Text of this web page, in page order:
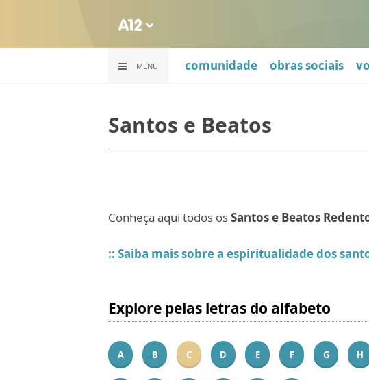
MENU comunidade obras sociais
Santos e Beatos
Conheça aqui todos osSantos e Beatos
:: Saiba mais sobre a espiritualidade dos
Explore pelas letras do alfabeto
A B C D E F G H